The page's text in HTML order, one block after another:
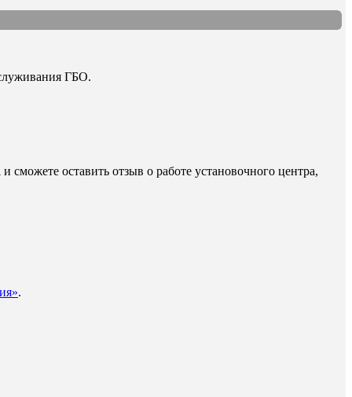
ГБО.
оставить отзыв о работе установочного центра,
.